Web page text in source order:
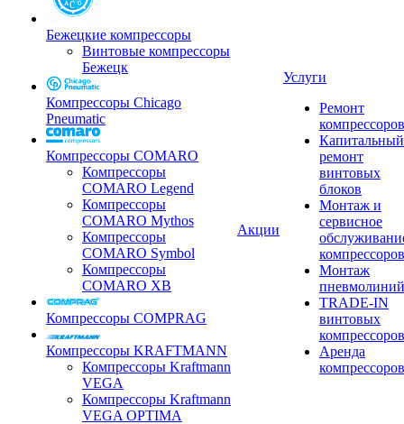
Бежецкие компрессоры
Винтовые компрессоры
Бежецк
Компрессоры Chicago
Pneumatic
Компрессоры COMARO
Компрессоры
COMARO Legend
Компрессоры
COMARO Mythos
Компрессоры
COMARO Symbol
Компрессоры
COMARO XB
Компрессоры COMPRAG
Компрессоры KRAFTMANN
Компрессоры Kraftmann
VEGA
Компрессоры Kraftmann
VEGA OPTIMA
Акции
Услуги
Ремонт
компрессоров
Капитальный
ремонт
винтовых
блоков
Монтаж и
сервисное
компрессоров
Монтаж
пневмолиний
TRADE-IN
винтовых
компрессоров
Аренда
компрессоров